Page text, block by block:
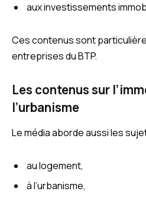
aux investissements
Ces contenus sont
entreprises du BTP.
Les contenus sur
l’urbanisme
Le média aborde aussi les
au logement,
à l’urbanisme,